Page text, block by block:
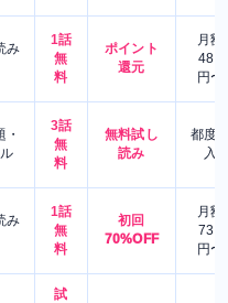
み
1話
無
料
ポイント
還元
月額
480
円〜
3話
無
料
無料試し
読み
都度
入
み
1話
無
料
初回
70%OFF
月額
730
円〜
試